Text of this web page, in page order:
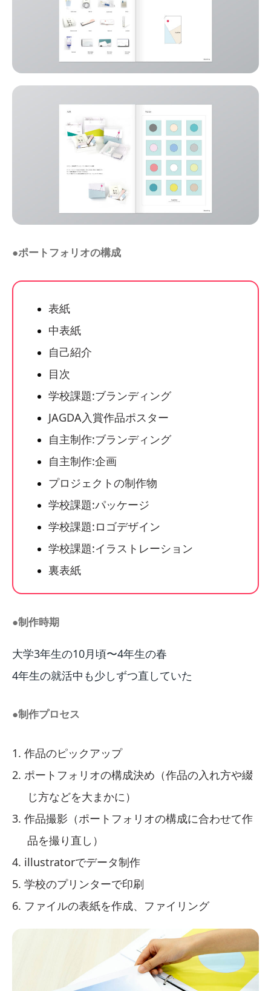
●ポートフォリオの構成
表紙
中表紙
自己紹介
目次
学校課題:ブランディング
JAGDA入賞作品ポスター
自主制作:ブランディング
自主制作:企画
プロジェクトの制作物
学校課題:パッケージ
学校課題:ロゴデザイン
学校課題:イラストレーション
裏表紙
●制作時期
大学3年生の10月頃〜4年生の春
4年生の就活中も少しずつ直していた
●制作プロセス
作品のピックアップ
ポートフォリオの構成決め（作品の入れ方や綴
じ方などを大まかに）
作品撮影（ポートフォリオの構成に合わせて作
品を撮り直し）
illustratorでデータ制作
学校のプリンターで印刷
ファイルの表紙を作成、ファイリング